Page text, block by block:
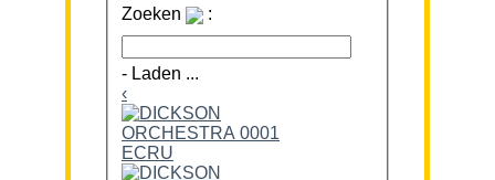
Zoeken
:
- Laden ...
‹